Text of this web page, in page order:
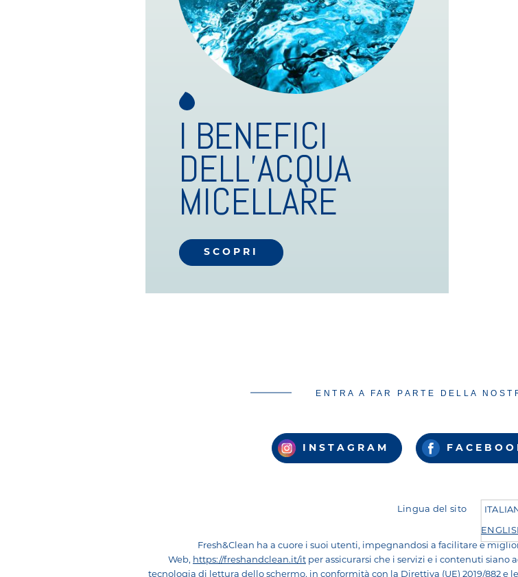
I BENEFICI
DELL’ACQUA
MICELLARE
SCOPRI
ENTRA A FAR PARTE DELLA
INSTAGRAM
Lingua del sito
Fresh&Clean ha a cuore i suoi utenti, impegnandosi a facilitare e
Web, https://freshandclean.it/it per assicurarsi che i servizi e i contenuti
tecnologia di lettura dello schermo, in conformità con la Direttiva (UE) 2019/882